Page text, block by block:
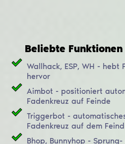
Beliebte
Wallhack, ESP, WH - hebt
hervor
Aimbot - positioniert
Fadenkreuz auf Feinde
Triggerbot -
Fadenkreuz auf dem
Bhop, Bunnyhop -